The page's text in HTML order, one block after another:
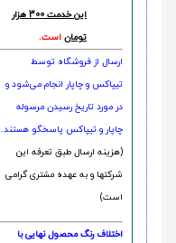
این خدمت 300 هزار
تومان است.
ارسال از فروشگاه توسط
تیپاکس و چاپار انجام می‌شود و
در مورد تاریخ رسیدن مرسوله
چاپار و تیپاکس پاسخگو هستند.
(هزینه ارسال طبق تعرفه این
شرکتها و به عهده مشتری گرامی
است)
اختلاف رنگ محصول نهایی با